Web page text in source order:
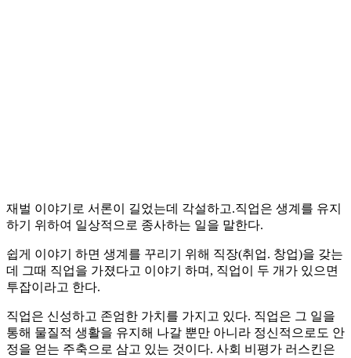
재벌 이야기로 서론이 길었는데 각설하고.직업은 생계를 유지
하기 위하여 일상적으로 종사하는 일을 말한다.
쉽게 이야기 하면 생계를 꾸리기 위해 직장(취업. 창업)을 갖는
데 그때 직업을 가졌다고 이야기 하며, 직업이 두 개가 있으면
투잡이라고 한다.
직업은 신성하고 존엄한 가치를 가지고 있다. 직업은 그 일을
통해 물질적 생활을 유지해 나갈 뿐만 아니라 정신적으로도 안
정을 얻는 주축으로 삼고 있는 것이다. 사회 비평가 러스킨은